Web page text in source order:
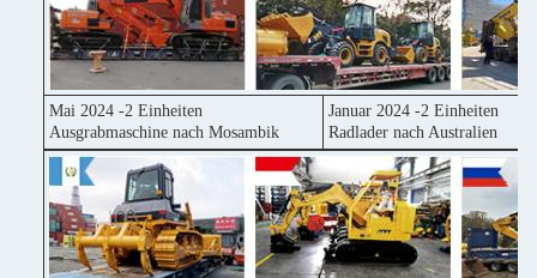
Mai 2024 -2 Einheiten
Ausgrabmaschine nach Mosambik
Januar 2024 -2 Einheiten
Radlader nach Australien